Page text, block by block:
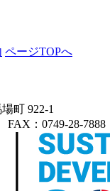
ページTOPへ
町 922-1
：0749-28-7888